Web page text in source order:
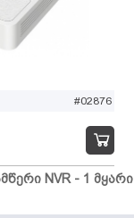
#02876
NVR - 1 მყარი